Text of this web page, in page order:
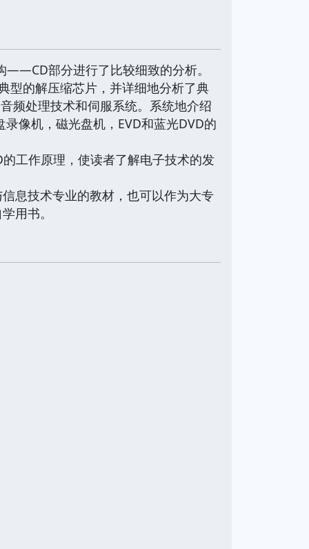
——CD部分进行了比较细致的分析。
型的解压缩芯片，并详细地分析了典
频处理技术和伺服系统。系统地介绍
像机，磁光盘机，EVD和蓝光DVD的
工作原理，使读者了解电子技术的发
息技术专业的教材，也可以作为大专
用书。